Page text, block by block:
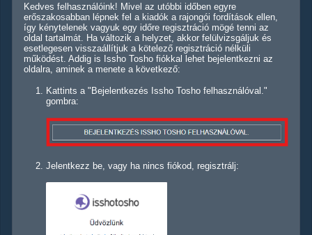
Kedves felhasználóink! Mivel az utóbbi időben egyre
erőszakosabban lépnek fel a kiadók a rajongói fordítások ellen,
így kénytelenek vagyuk egy időre regisztráció mögé tenni az
oldal tartalmát. Ha változik a helyzet, akkor felülvizsgáljuk és
esetlegesen visszaállítjuk a kötelező regisztráció nélküli
működést. Addig is Issho Tosho fiókkal lehet bejelentkezni az
oldalra, aminek a menete a következő:
Kattints a "Bejelentkezés Issho Tosho felhasználóval."
gombra:
Jelentkezz be, vagy ha nincs fiókod, regisztrálj: